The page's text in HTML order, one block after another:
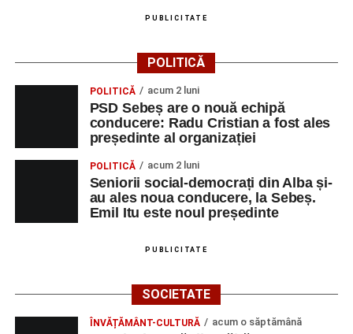
PUBLICITATE
POLITICĂ
POLITICĂ acum 2 luni
PSD Sebeș are o nouă echipă
conducere: Radu Cristian a fost ales
președinte al organizației
POLITICĂ acum 2 luni
Seniorii social-democrați din Alba și-
au ales noua conducere, la Sebeș.
Emil Itu este noul președinte
PUBLICITATE
SOCIETATE
ÎNVĂȚĂMÂNT-CULTURĂ acum o săptămână